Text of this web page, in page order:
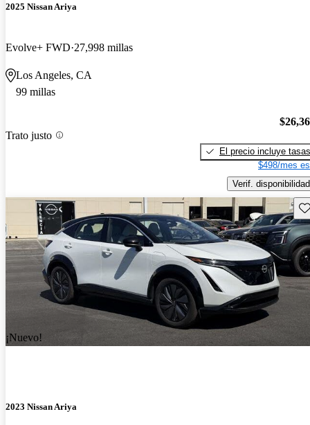
2025 Nissan Ariya
Evolve+ FWD 27,998 millas
Los Angeles, CA
99 millas
Trato justo
El precio incluye tasas
$498/mes
Verif. disponibilidad
¡Nuevo!
2023 Nissan Ariya